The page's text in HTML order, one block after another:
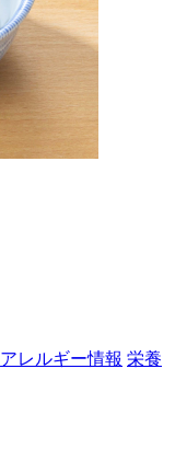
アレルギー情報 栄養